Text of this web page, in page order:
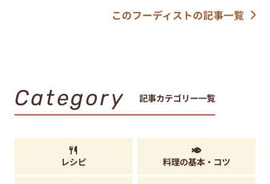
このフーディストの記事一覧
Category 記事カテゴリー一覧
レシピ 料理の基本・コツ